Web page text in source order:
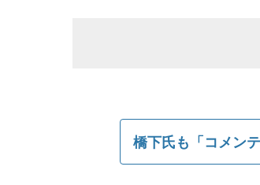
橋下氏も「コメン